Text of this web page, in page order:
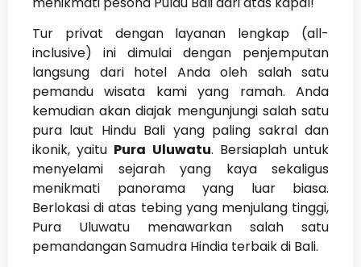
Tur privat dengan layanan lengkap (all-
inclusive) ini dimulai dengan penjemputan
langsung dari hotel Anda oleh salah satu
pemandu wisata kami yang ramah. Anda
kemudian akan diajak mengunjungi salah satu
pura laut Hindu Bali yang paling sakral dan
ikonik, yaitu Pura Uluwatu. Bersiaplah untuk
menyelami sejarah yang kaya sekaligus
menikmati panorama yang luar biasa.
Berlokasi di atas tebing yang menjulang tinggi,
Pura Uluwatu menawarkan salah satu
pemandangan Samudra Hindia terbaik di Bali.